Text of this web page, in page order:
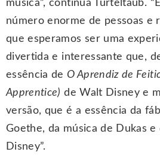
música”, continua Turteltaub.
número enorme de pessoas e
que esperamos ser uma
divertida e interessante que,
essência de O Aprendiz de
Apprentice) de Walt Disney e
versão, que é a essência da
Goethe, da música de Dukas e
Disney”.